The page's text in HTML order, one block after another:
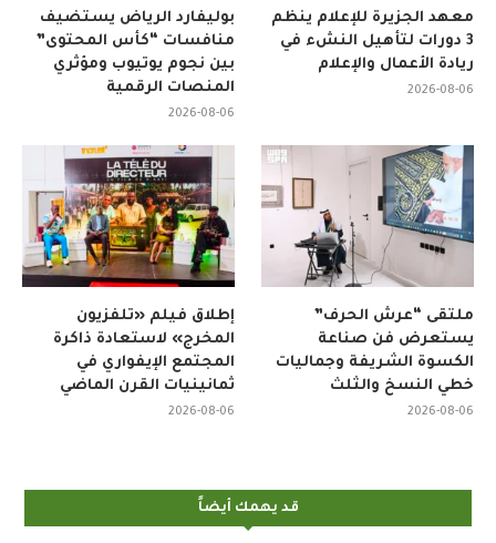
بوليفارد الرياض يستضيف
منافسات “كأس المحتوى”
بين نجوم يوتيوب ومؤثري
المنصات الرقمية
2026-08-06
معهد الجزيرة للإعلام ينظم
3 دورات لتأهيل النشء في
ريادة الأعمال والإعلام
2026-08-06
إطلاق فيلم «تلفزيون
المخرج» لاستعادة ذاكرة
المجتمع الإيفواري في
ثمانينيات القرن الماضي
2026-08-06
ملتقى “عرش الحرف”
يستعرض فن صناعة
الكسوة الشريفة وجماليات
خطي النسخ والثلث
2026-08-06
قد يهمك أيضاً